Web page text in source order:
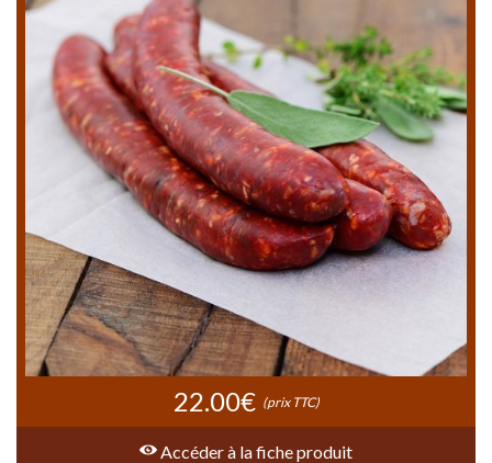
22.00€ (prix TTC)
Accéder à la fiche produit